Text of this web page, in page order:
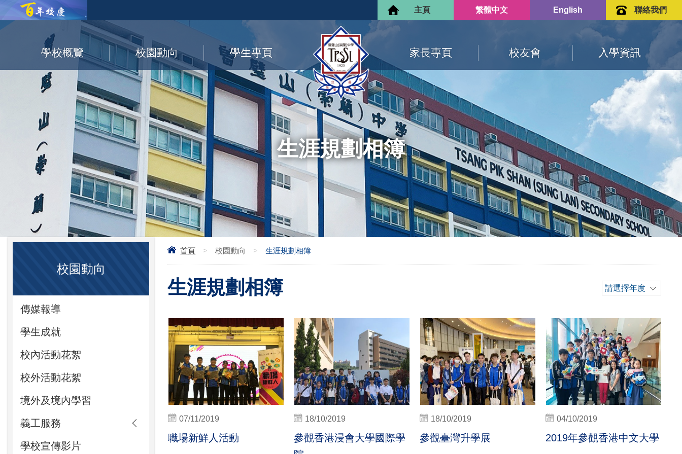
聯絡我們
English
繁體中文
主頁
學校概覽 校園動向 學生專頁 家長專頁 校友會 入學資訊
生涯規劃相簿
首頁 > 校園動向 > 生涯規劃相簿
生涯規劃相簿 請選擇年度
07/11/2019
職場新鮮人活動
18/10/2019
參觀香港浸會大學國際學
18/10/2019
參觀臺灣升學展
04/10/2019
2019年參觀香港中文大學
校園動向
傳媒報導
學生成就
校內活動花絮
校外活動花絮
境外及境內學習
義工服務
學校宣傳影片